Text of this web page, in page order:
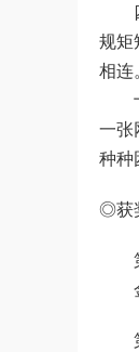
四
规矩
相连
十
一张
种种
◎获
第
金
第